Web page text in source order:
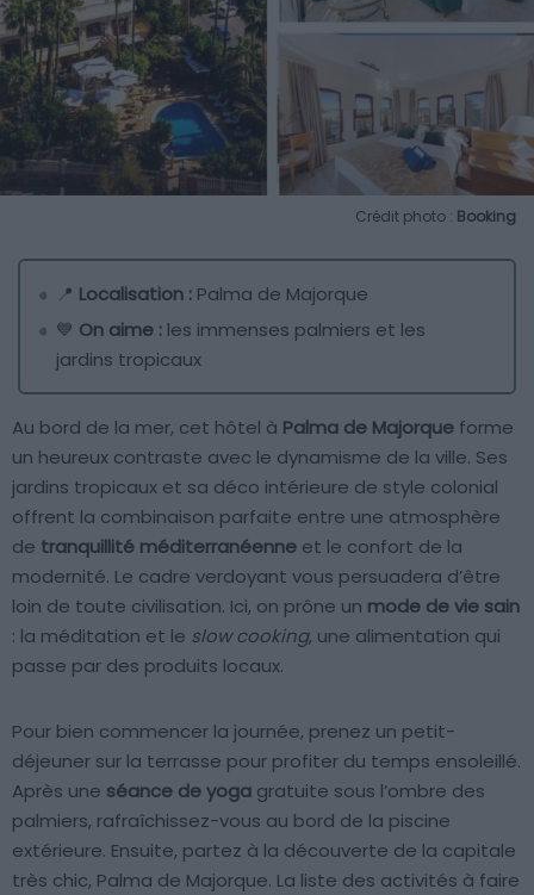
Crédit photo : Booking
📍 Localisation : Palma de Majorque
💙 On aime : les immenses palmiers et les
jardins tropicaux
Au bord de la mer, cet hôtel à Palma de Majorque forme
un heureux contraste avec le dynamisme de la ville. Ses
jardins tropicaux et sa déco intérieure de style colonial
offrent la combinaison parfaite entre une atmosphère
de tranquillité méditerranéenne et le confort de la
modernité. Le cadre verdoyant vous persuadera d’être
loin de toute civilisation. Ici, on prône un mode de vie sain
: la méditation et le slow cooking, une alimentation qui
passe par des produits locaux.
Pour bien commencer la journée, prenez un petit-
déjeuner sur la terrasse pour profiter du temps ensoleillé.
Après une séance de yoga gratuite sous l’ombre des
palmiers, rafraîchissez-vous au bord de la piscine
extérieure. Ensuite, partez à la découverte de la capitale
très chic, Palma de Majorque. La liste des activités à faire